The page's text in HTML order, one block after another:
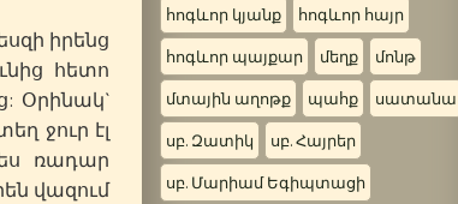
իրենց
հետո
Օրինակ`
ջուր էլ
ռադար
վազում
հոգևոր կյանք հոգևոր հայր
հոգևոր պայքար մեղք մոնթ
մտային աղոթք պահք սատանա
սբ. Զատիկ սբ. Հայրեր
սբ. Մարիամ Եգիպտացի